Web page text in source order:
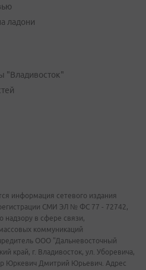
ладони
"Владивосток"
информация сетевого издания
СМИ ЭЛ № ФС 77 - 72742,
надзору в сфере связи,
коммуникаций
ООО "Дальневосточный
край, г. Владивосток, ул. Уборевича,
Юркевич Дмитрий Юрьевич. Адрес